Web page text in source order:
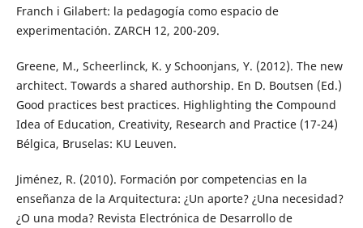
Franch i Gilabert: la pedagogía como espacio de
experimentación. ZARCH 12, 200-209.
Greene, M., Scheerlinck, K. y Schoonjans, Y. (2012). The new
architect. Towards a shared authorship. En D. Boutsen (Ed.)
Good practices best practices. Highlighting the Compound
Idea of Education, Creativity, Research and Practice (17-24)
Bélgica, Bruselas: KU Leuven.
Jiménez, R. (2010). Formación por competencias en la
enseñanza de la Arquitectura: ¿Un aporte? ¿Una necesidad?
¿O una moda? Revista Electrónica de Desarrollo de